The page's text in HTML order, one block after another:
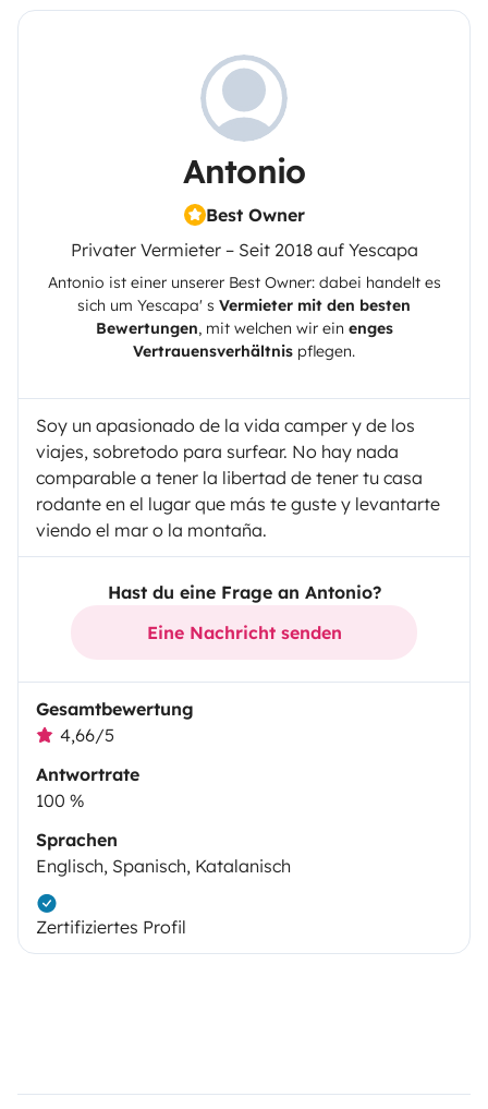
Antonio
Best Owner
Privater Vermieter – Seit 2018 auf Yescapa
Antonio ist einer unserer Best Owner: dabei handelt es
sich um Yescapa' s Vermieter mit den besten
Bewertungen, mit welchen wir ein enges
Vertrauensverhältnis pflegen.
Soy un apasionado de la vida camper y de los
viajes, sobretodo para surfear. No hay nada
comparable a tener la libertad de tener tu casa
rodante en el lugar que más te guste y levantarte
viendo el mar o la montaña.
Hast du eine Frage an Antonio?
Eine Nachricht senden
Gesamtbewertung
4,66/5
Antwortrate
100 %
Sprachen
Englisch, Spanisch, Katalanisch
Zertifiziertes Profil